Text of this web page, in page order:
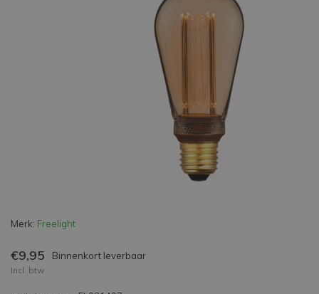
Merk: Freelight
€9,95 Binnenkort leverbaar
Incl. btw